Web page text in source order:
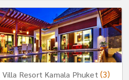
Resort Kamala Phuket (3)